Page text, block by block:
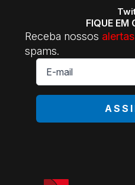
FIQUE EM
Receba nossos alertas
spams.
E-
mail
*